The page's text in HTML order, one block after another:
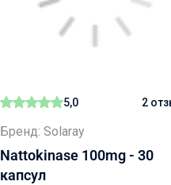
5,0 2
Бренд: Solaray
Nattokinase 100mg - 30
капсул